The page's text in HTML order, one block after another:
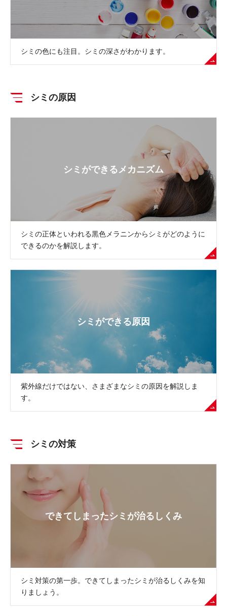
シミの色にも注目。シミの深さがわかります。
シミの原因
シミができるメカニズム
シミの正体といわれる黒色メラニンからシミがどのように
できるのかを解説します。
シミができる原因
紫外線だけではない、さまざまなシミの原因を解説しま
す。
シミの対策
できてしまったシミが治るしくみ
シミ対策の第一歩。できてしまったシミが治るしくみを知
りましょう。